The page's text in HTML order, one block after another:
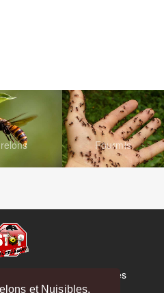
et Nuisibles,
Fourmis
Frelons et Nuisibles